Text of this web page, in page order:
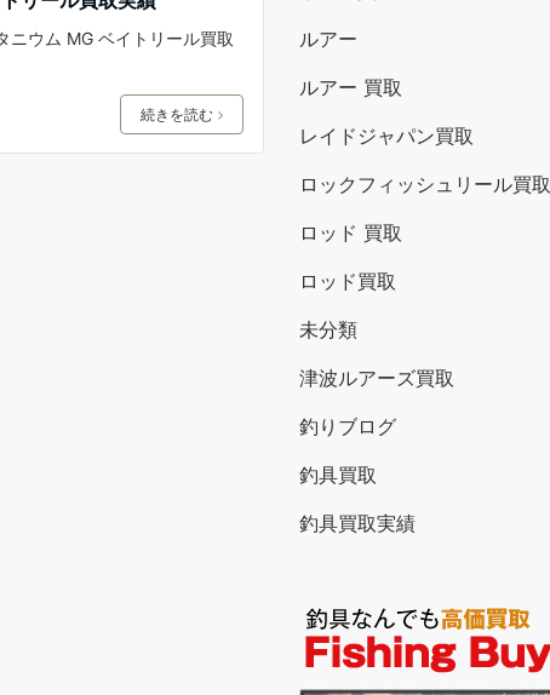
ウム MG ベイトリール買取
続きを読む
ルアー
ルアー 買取
レイドジャパン買取
ロックフィッシュリール買取
ロッド 買取
ロッド買取
未分類
津波ルアーズ買取
釣りブログ
釣具買取
釣具買取実績